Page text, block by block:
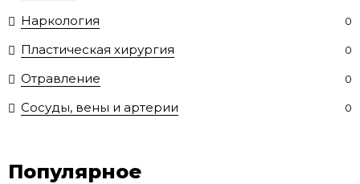
Наркология 0
Пластическая хирургия 0
Отравление 0
Сосуды, вены и артерии 0
Популярное